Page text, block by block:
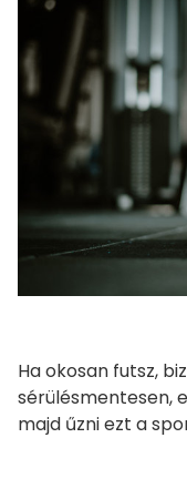
Ha okosan futsz,
sérülésmentesen,
majd űzni ezt a